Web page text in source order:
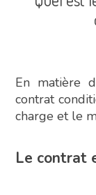
En matière
contrat
charge et le
Le contrat